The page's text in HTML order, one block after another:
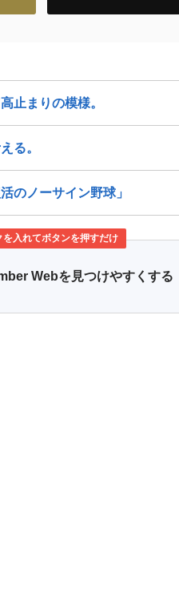
止まりの模様。
る。
のノーサイン野球」
を入れてボタンを押すだけ
Webを見つけやすくする